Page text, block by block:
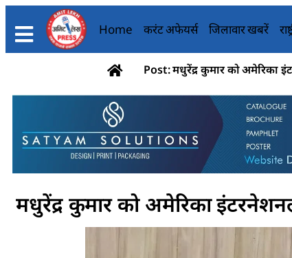
Home करंट अफेयर्स जिलावार खबरें
Post: मधुरेंद्र कुमार को अमेरिका
मधुरेंद्र कुमार को अमेरिका